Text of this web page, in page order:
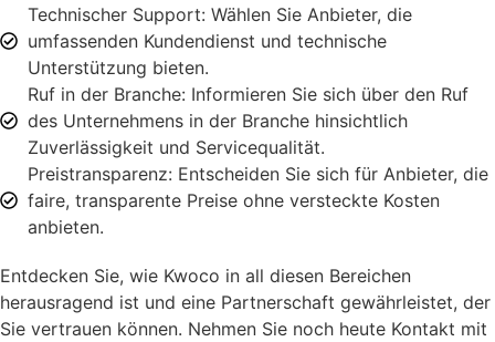
Technischer Support: Wählen Sie Anbieter, die
umfassenden Kundendienst und technische
Unterstützung bieten.
Ruf in der Branche: Informieren Sie sich über den Ruf
des Unternehmens in der Branche hinsichtlich
Zuverlässigkeit und Servicequalität.
Preistransparenz: Entscheiden Sie sich für Anbieter, die
faire, transparente Preise ohne versteckte Kosten
anbieten.
Entdecken Sie, wie Kwoco in all diesen Bereichen
herausragend ist und eine Partnerschaft gewährleistet, der
Sie vertrauen können. Nehmen Sie noch heute Kontakt mit